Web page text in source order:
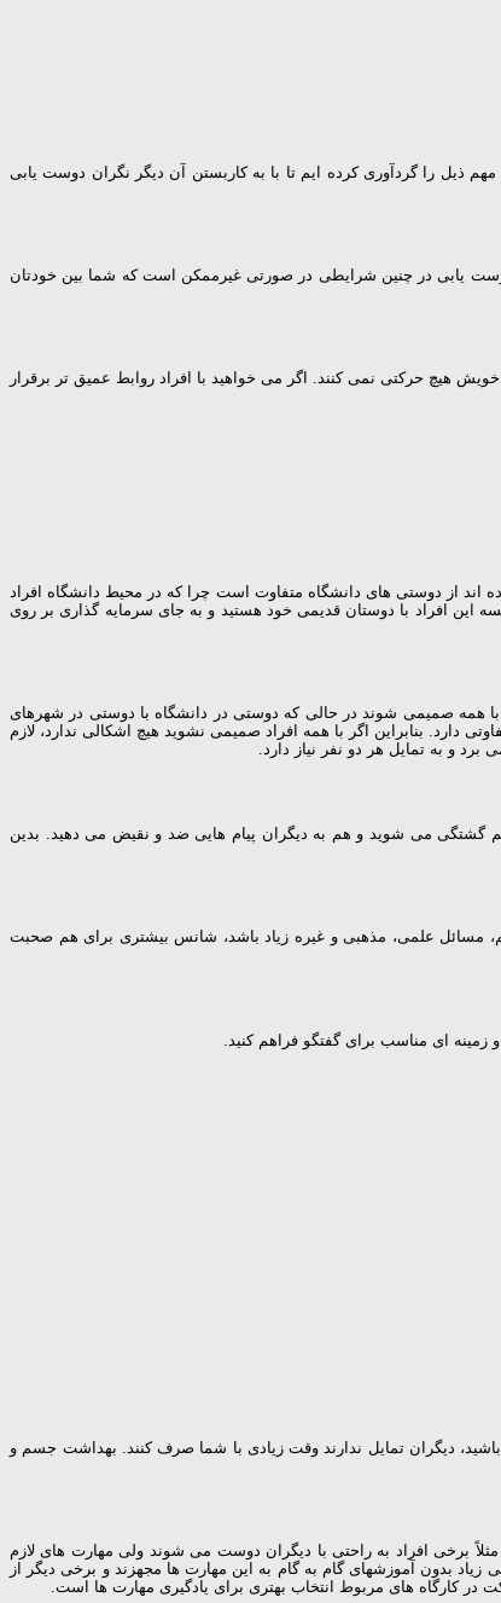
ذیل را گردآوری کرده ایم تا با به کاربستن آن دیگر نگران دوست یابی
یابی در چنین شرایطی در صورتی غیرممکن است که شما بین خودتان
هیچ حرکتی نمی کنند. اگر می خواهید با افراد روابط عمیق تر برقرار
اند از دوستی های دانشگاه متفاوت است چرا که در محیط دانشگاه افراد
این افراد با دوستان قدیمی خود هستید و به جای سرمایه گذاری بر روی
با همه صمیمی شوند در حالی که دوستی در دانشگاه با دوستی در شهرهای
بنابراین اگر با همه افراد صمیمی نشوید هیچ اشکالی ندارد، لازم
و به تمایل هر دو نفر نیاز دارد.
گشتگی می شوید و هم به دیگران پیام هایی ضد و نقیض می دهید. بدین
مسائل علمی، مذهبی و غیره زیاد باشد، شانس بیشتری برای هم صحبت
ای مناسب برای گفتگو فراهم کنید.
باشید، دیگران تمایل ندارند وقت زیادی با شما صرف کنند. بهداشت جسم و
برخی افراد به راحتی با دیگران دوست می شوند ولی مهارت های لازم
بدون آموزشهای گام به گام به این مهارت ها مجهزند و برخی دیگر از
در کارگاه های مربوط انتخاب بهتری برای یادگیری مهارت ها است.